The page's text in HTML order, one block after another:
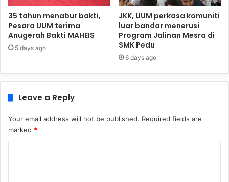
35 tahun menabur bakti,
Pesara UUM terima
Anugerah Bakti MAHEIS
5 days ago
JKK, UUM perkasa komuniti
luar bandar menerusi
Program Jalinan Mesra di
SMK Pedu
6 days ago
Leave a Reply
Your email address will not be published. Required fields are
marked *